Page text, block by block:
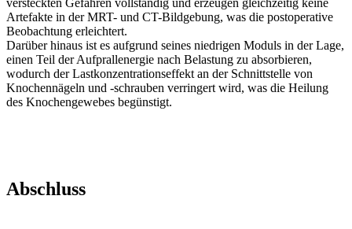
versteckten Gefahren vollständig und erzeugen gleichzeitig keine
Artefakte in der MRT- und CT-Bildgebung, was die postoperative
Beobachtung erleichtert.
Darüber hinaus ist es aufgrund seines niedrigen Moduls in der Lage,
einen Teil der Aufprallenergie nach Belastung zu absorbieren,
wodurch der Lastkonzentrationseffekt an der Schnittstelle von
Knochennägeln und -schrauben verringert wird, was die Heilung
des Knochengewebes begünstigt.
Abschluss